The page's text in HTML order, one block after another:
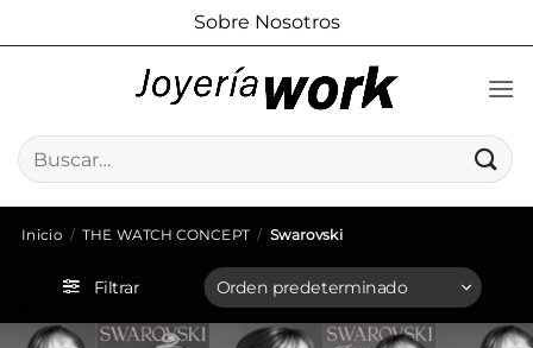
al
Sobre Nosotros
Buscar
por:
Inicio / THE WATCH CONCEPT / Swarovski
Filtrar